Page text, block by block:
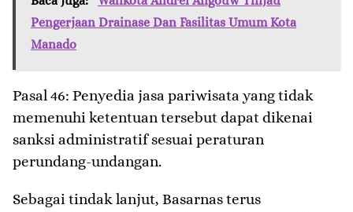
Pengerjaan Drainase Dan Fasilitas Umum Kota
Manado
Pasal 46: Penyedia jasa pariwisata yang tidak
memenuhi ketentuan tersebut dapat dikenai
sanksi administratif sesuai peraturan
perundang-undangan.
Sebagai tindak lanjut, Basarnas terus